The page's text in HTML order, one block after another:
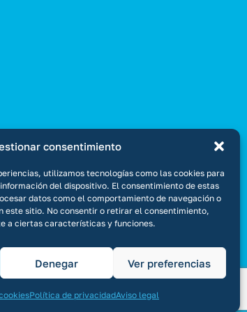
consentimiento
utilizamos tecnologías como las cookies para
del dispositivo. El consentimiento de estas
datos como el comportamiento de navegación o
este sitio. No consentir o retirar el consentimiento,
a ciertas características y funciones.
Denegar Ver preferencias
Política de privacidadAviso legal
de privacidadPolítica de cookiesCanal Ético